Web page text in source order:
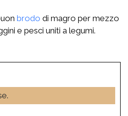
brodo di magro per mezzo
e pesci uniti a legumi.